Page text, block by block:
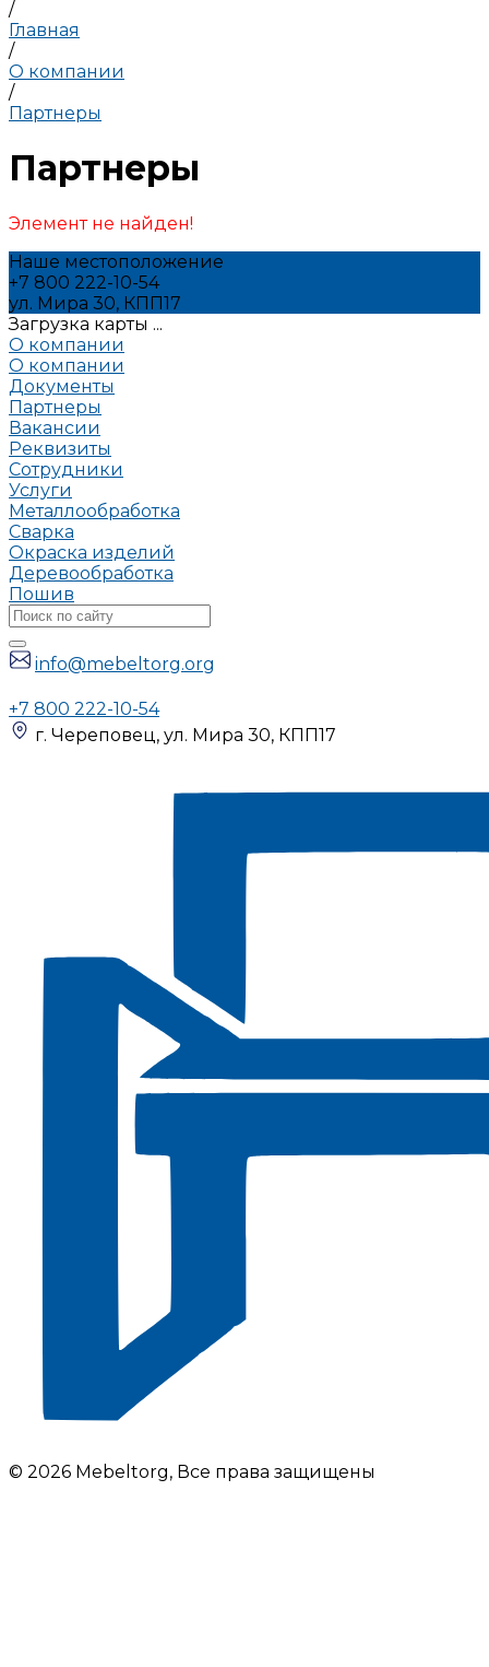
/
Главная
/
О компании
/
Партнеры
Партнеры
Элемент не найден!
Наше местоположение
+7 800 222-10-54
ул. Мира 30, КПП17
Загрузка карты ...
О компании
О компании
Документы
Партнеры
Вакансии
Реквизиты
Сотрудники
Услуги
Металлообработка
Сварка
Окраска изделий
Деревообработка
Пошив
info@mebeltorg.org
+7 800 222-10-54
г. Череповец, ул. Мира 30, КПП17
© 2026 Mebeltorg, Все права защищены